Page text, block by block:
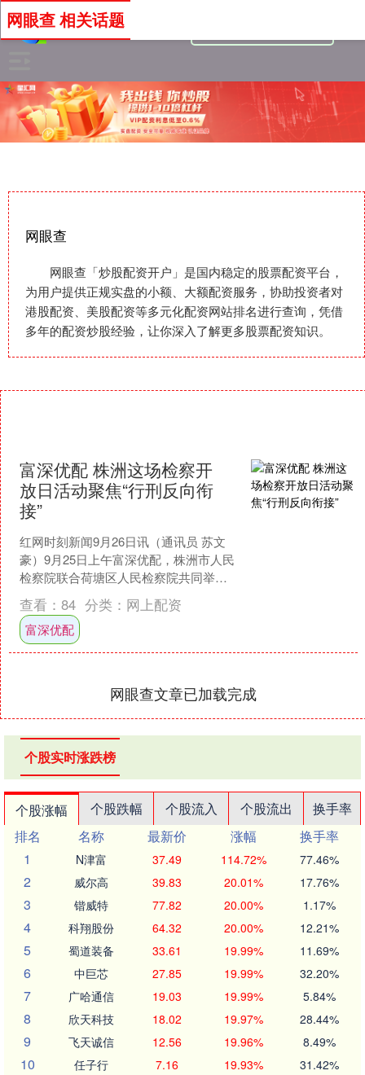
网眼查
网眼查「炒股配资开户」是国内稳定的股票配资平台，
为用户提供正规实盘的小额、大额配资服务，协助投资者对
港股配资、美股配资等多元化配资网站排名进行查询，凭借
多年的配资炒股经验，让你深入了解更多股票配资知识。
网眼查 相关话题
富深优配 株洲这场检察开
放日活动聚焦“行刑反向衔
接”
红网时刻新闻9月26日讯（通讯员 苏文
豪）9月25日上午富深优配，株洲市人民
检察院联合荷塘区人民检察院共同举办
以“行刑反向衔接 做好不起诉‘后半篇文
章’”为主题....
查看： 84 分类： 网上配资
富深优配
网眼查文章已加载完成
个股实时涨跌榜
个股涨幅 个股跌幅 个股流入 个股流出
换手率
排名
名称 最新价 涨幅
换手率
1
N津富 37.49 114.72% 77.46%
2 威尔高 39.83 20.01% 17.76%
3 锴威特 77.82 20.00% 1.17%
4 科翔股份 64.32 20.00% 12.21%
5 蜀道装备 33.61 19.99% 11.69%
6 中巨芯 27.85 19.99% 32.20%
7 广哈通信 19.03 19.99% 5.84%
8 欣天科技 18.02 19.97% 28.44%
9 飞天诚信 12.56 19.96% 8.49%
10 任子行 7.16 19.93% 31.42%